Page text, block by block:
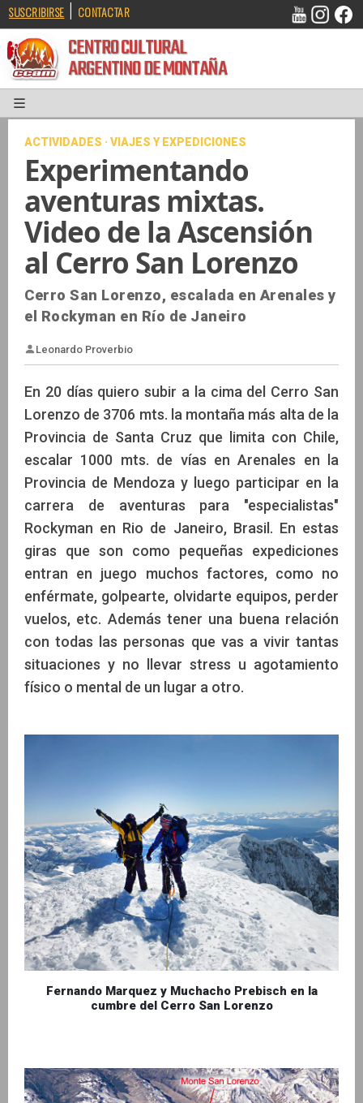
SUSCRIBIRSE | CONTACTAR
CENTRO CULTURAL
ARGENTINO DE MONTAÑA
ACTIVIDADES · VIAJES Y EXPEDICIONES
Experimentando
aventuras mixtas.
Video de la Ascensión
al Cerro San Lorenzo
Cerro San Lorenzo, escalada en Arenales y
el Rockyman en Río de Janeiro
Leonardo Proverbio
En 20 días quiero subir a la cima del Cerro San
Lorenzo de 3706 mts. la montaña más alta de la
Provincia de Santa Cruz que limita con Chile,
escalar 1000 mts. de vías en Arenales en la
Provincia de Mendoza y luego participar en la
carrera de aventuras para "especialistas"
Rockyman en Rio de Janeiro, Brasil. En estas
giras que son como pequeñas expediciones
entran en juego muchos factores, como no
enférmate, golpearte, olvidarte equipos, perder
vuelos, etc. Además tener una buena relación
con todas las personas que vas a vivir tantas
situaciones y no llevar stress u agotamiento
físico o mental de un lugar a otro.
Fernando Marquez y Muchacho Prebisch en la
cumbre del Cerro San Lorenzo